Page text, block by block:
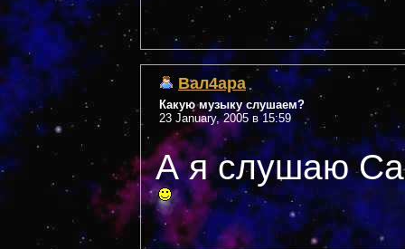
Вал4ара
Какую музыку слушаем?
23 January, 2005 в 15:59
А я слушаю